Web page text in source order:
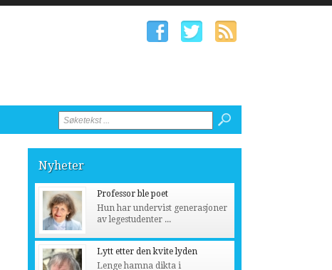
Nyheter
Professor ble poet
Hun har undervist generasjoner
av legestudenter ...
Lytt etter den kvite lyden
Lenge hamna dikta i